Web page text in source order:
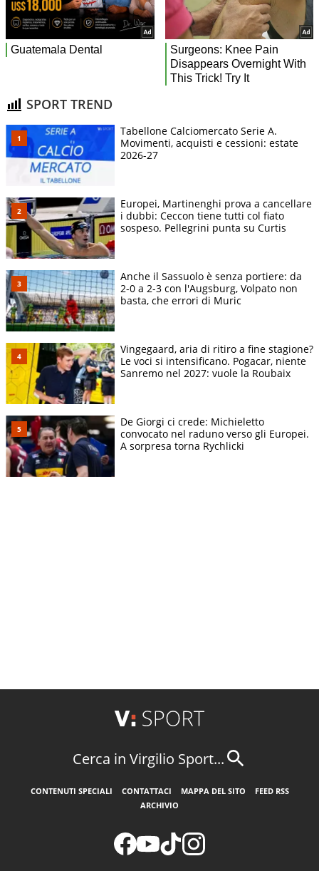
SPORT TREND
Tabellone Calciomercato Serie A.
Movimenti, acquisti e cessioni: estate
2026-27
Europei, Martinenghi prova a cancellare
i dubbi: Ceccon tiene tutti col fiato
sospeso. Pellegrini punta su Curtis
Anche il Sassuolo è senza portiere: da
2-0 a 2-3 con l'Augsburg, Volpato non
basta, che errori di Muric
Vingegaard, aria di ritiro a fine stagione?
Le voci si intensificano. Pogacar, niente
Sanremo nel 2027: vuole la Roubaix
De Giorgi ci crede: Michieletto
convocato nel raduno verso gli Europei.
A sorpresa torna Rychlicki
Cerca in Virgilio Sport...
CONTENUTI SPECIALI CONTATTACI MAPPA DEL SITO
FEED RSS
ARCHIVIO